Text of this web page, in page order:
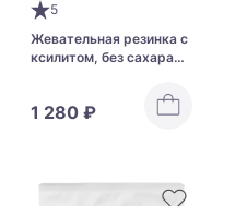
5
Жевательная резинка с
ксилитом, без сахара
1 280 ₽